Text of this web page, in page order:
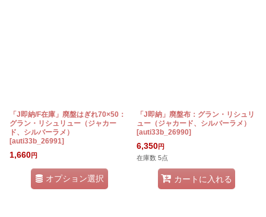
「J即納/F在庫」廃盤はぎれ70×50：
グラン・リシュリュー（ジャカー
ド、シルバーラメ）
[auti33b_26991]
1,660円
オプション選択
「J即納」廃盤布：グラン・リシュリ
ュー（ジャカード、シルバーラメ）
[auti33b_26990]
6,350円
在庫数 5点
カートに入れる